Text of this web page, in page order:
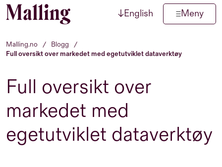
Hopp til innhold ↓English Meny
Malling.no / Blogg
/
Full oversikt over markedet med egetutviklet dataverktøy
Full oversikt over
markedet med
egetutviklet dataverktøy